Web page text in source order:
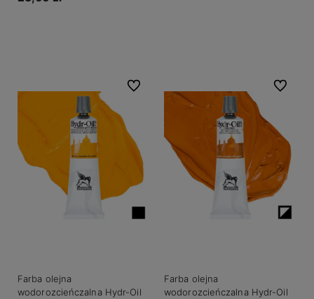
Farba olejna
wodorozcieńczalna Hydr-Oil
Do ulubionych
Farba olejna
wodorozcieńczalna Hydr-Oil
Do